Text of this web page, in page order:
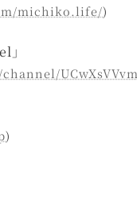
michiko.life/)
)